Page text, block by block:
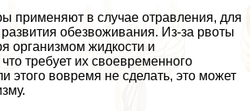
применяют в случае отравления, для
обезвоживания. Из-за рвоты
организмом жидкости и
требует их своевременного
этого вовремя не сделать, это может